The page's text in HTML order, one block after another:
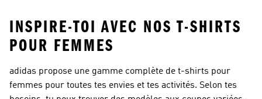
INSPIRE-TOI AVEC NOS T-SHIRTS
POUR FEMMES
adidas propose une gamme complète de t-shirts pour
femmes pour toutes tes envies et tes activités. Selon tes